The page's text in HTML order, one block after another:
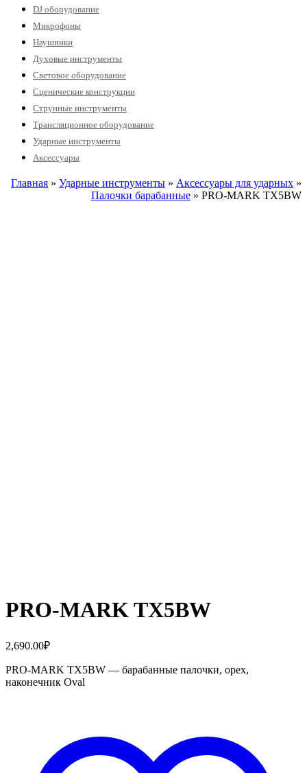
DJ оборудование
Микрофоны
Наушники
Духовые инструменты
Световое оборудование
Сценические конструкции
Струнные инструменты
Трансляционное оборудование
Ударные инструменты
Аксессуары
Главная » Ударные инструменты » Аксессуары для ударных »
Палочки барабанные » PRO-MARK TX5BW
PRO-MARK TX5BW
2,690.00₽
PRO-MARK TX5BW — барабанные палочки, орех,
наконечник Oval